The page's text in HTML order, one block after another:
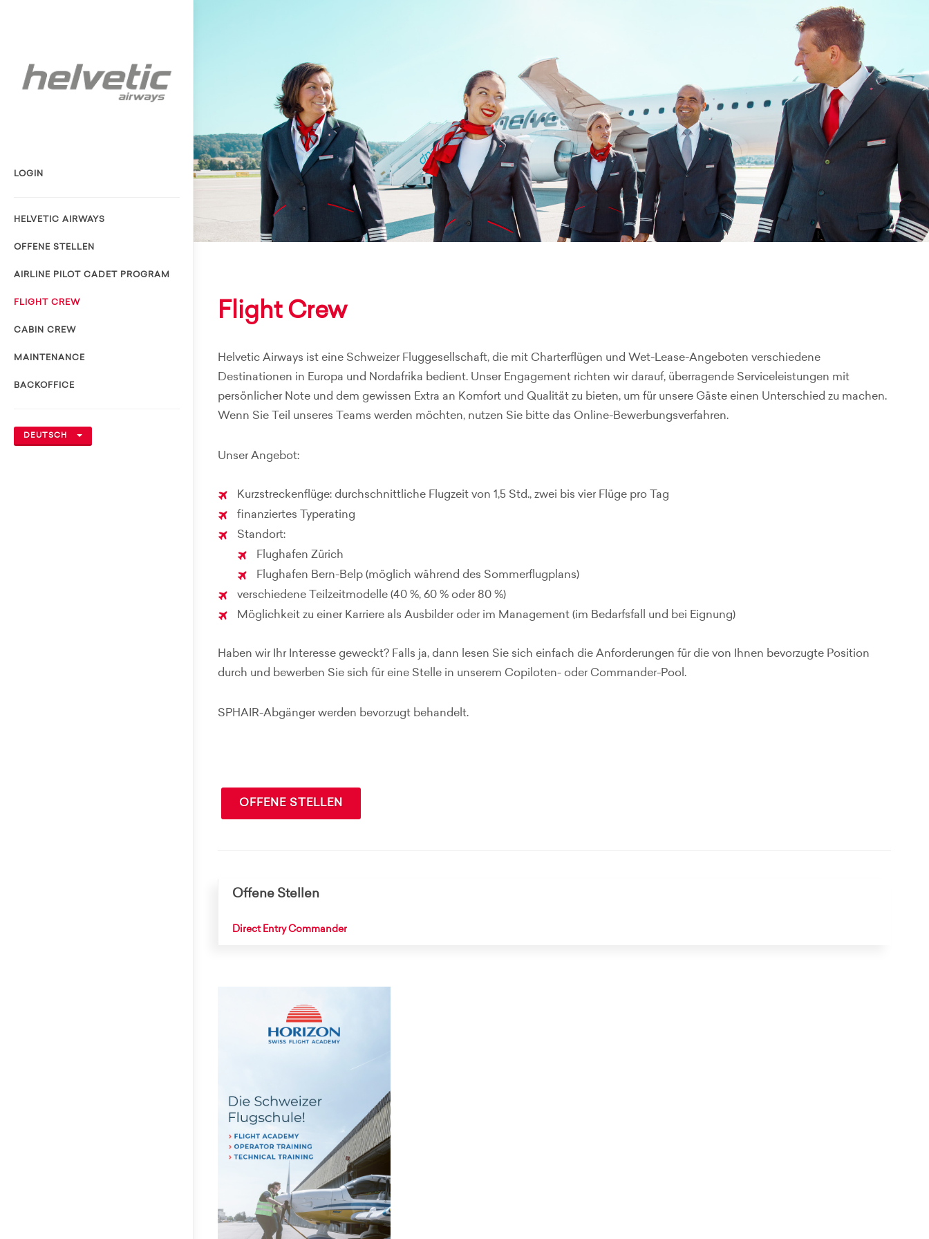
LOGIN
HELVETIC AIRWAYS
OFFENE STELLEN
AIRLINE PILOT CADET PROGRAM
FLIGHT CREW
CABIN CREW
MAINTENANCE
BACKOFFICE
DEUTSCH
Flight Crew
Helvetic Airways ist eine Schweizer Fluggesellschaft, die mit Charterflügen und Wet-Lease-Angeboten verschiedene
Destinationen in Europa und Nordafrika bedient. Unser Engagement richten wir darauf, überragende Serviceleistungen mit
persönlicher Note und dem gewissen Extra an Komfort und Qualität zu bieten, um für unsere Gäste einen Unterschied zu machen.
Wenn Sie Teil unseres Teams werden möchten, nutzen Sie bitte das Online-Bewerbungsverfahren.
Unser Angebot:
Kurzstreckenflüge: durchschnittliche Flugzeit von 1,5 Std., zwei bis vier Flüge pro Tag
finanziertes Typerating
Standort:
Flughafen Zürich
Flughafen Bern-Belp (möglich während des Sommerflugplans)
verschiedene Teilzeitmodelle (40 %, 60 % oder 80 %)
Möglichkeit zu einer Karriere als Ausbilder oder im Management (im Bedarfsfall und bei Eignung)
Haben wir Ihr Interesse geweckt? Falls ja, dann lesen Sie sich einfach die Anforderungen für die von Ihnen bevorzugte Position
durch und bewerben Sie sich für eine Stelle in unserem Copiloten- oder Commander-Pool.
SPHAIR-Abgänger werden bevorzugt behandelt.
OFFENE STELLEN
Offene Stellen
Direct Entry Commander